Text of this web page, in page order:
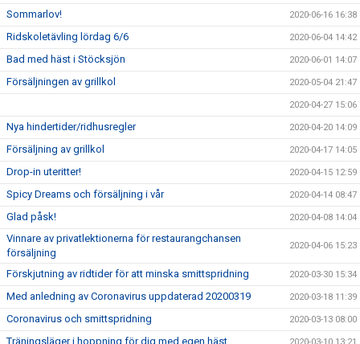
Sommarlov! 2020-06-16 16:38
Ridskoletävling lördag 6/6 2020-06-04 14:42
Bad med häst i Stöcksjön 2020-06-01 14:07
Försäljningen av grillkol 2020-05-04 21:47
2020-04-27 15:06
Nya hindertider/ridhusregler 2020-04-20 14:09
Försäljning av grillkol 2020-04-17 14:05
Drop-in uteritter! 2020-04-15 12:59
Spicy Dreams och försäljning i vår 2020-04-14 08:47
Glad påsk! 2020-04-08 14:04
Vinnare av privatlektionerna för restaurangchansen
försäljning
2020-04-06 15:23
Förskjutning av ridtider för att minska smittspridning 2020-03-30 15:34
Med anledning av Coronavirus uppdaterad 20200319 2020-03-18 11:39
Coronavirus och smittspridning 2020-03-13 08:00
Träningsläger i hoppning för dig med egen häst